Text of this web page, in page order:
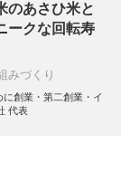
のあさひ米と
ークな回転寿
みづくり
創業・第二創業・イ
代表